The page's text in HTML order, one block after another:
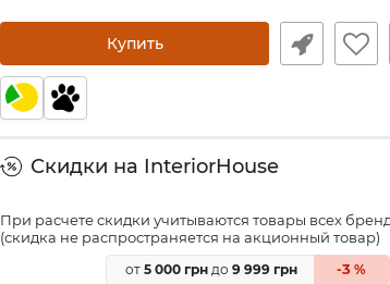
Купить
Скидки на InteriorHouse
При расчете скидки учитываются товары всех
(скидка не распространяется на акционный товар)
от 5 000 грн до 9 999 грн -3 %